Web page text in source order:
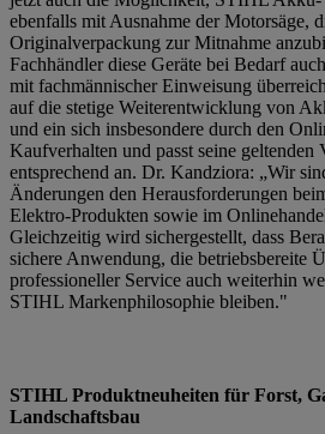
ebenfalls mit Ausnahme der Motorsäge,
Originalverpackung zur Mitnahme
Fachhändler diese Geräte bei Bedarf
mit fachmännischer Einweisung
auf die stetige Weiterentwicklung von
und ein sich insbesondere durch den
Kaufverhalten und passt seine geltenden
entsprechend an. Dr. Kandziora: „Wir
Änderungen den Herausforderungen
Elektro-Produkten sowie im
Gleichzeitig wird sichergestellt, dass
sichere Anwendung, die betriebsbereite
professioneller Service auch weiterhin
STIHL Markenphilosophie bleiben."
STIHL Produktneuheiten für Forst,
Landschaftsbau